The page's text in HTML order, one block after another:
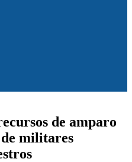
de amparo
militares